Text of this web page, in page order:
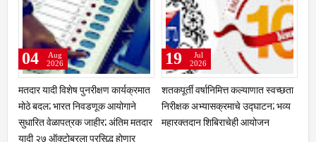
कल्याणात स्वच्छता
उद्घाटन; भव्य
आयोजन
ब्राह्मी लिपीचे भारतीय भाषांमध्ये रूपांतर
करणाऱ्या अत्याधुनिक उपकरणाच्या
डिझाईनला पेटंट; अणदूरचे सुपुत्र डॉ.
सचिन कंदले यांच्या संशोधनाला राष्ट्रीय
15
2026
"गाढवाच्या लग्नाची
आता ढगांनी तरी
पाऊस पाडण्यासाठी
11
Jul